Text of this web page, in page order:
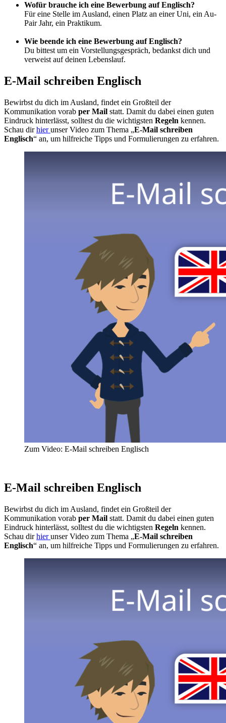
Wofür brauche ich eine Bewerbung auf Englisch?
Für eine Stelle im Ausland, einen Platz an einer Uni, ein Au-
Pair Jahr, ein Praktikum.
Wie beende ich eine Bewerbung auf Englisch?
Du bittest um ein Vorstellungsgespräch, bedankst dich und
verweist auf deinen Lebenslauf.
E-Mail schreiben Englisch
Bewirbst du dich im Ausland, findet ein Großteil der
Kommunikation vorab per Mail statt. Damit du dabei einen guten
Eindruck hinterlässt, solltest du die wichtigsten Regeln kennen.
Schau dirhierunser Video zum Thema „E-Mail schreiben
Englisch“ an, um hilfreiche Tipps und Formulierungen zu erfahren.
Zum Video: E-Mail schreiben Englisch
E-Mail schreiben Englisch
Bewirbst du dich im Ausland, findet ein Großteil der
Kommunikation vorab per Mail statt. Damit du dabei einen guten
Eindruck hinterlässt, solltest du die wichtigsten Regeln kennen.
Schau dirhierunser Video zum Thema „E-Mail schreiben
Englisch“ an, um hilfreiche Tipps und Formulierungen zu erfahren.